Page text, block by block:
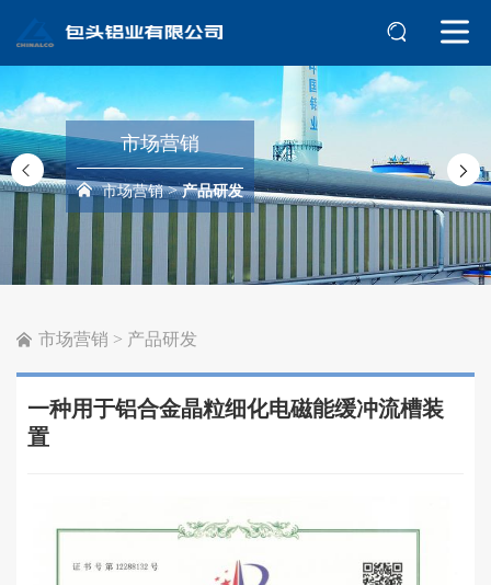
市场营销
市场营销>产品研发
市场营销 > 产品研发
一种用于铝合金晶粒细化电磁能缓冲流槽装
置